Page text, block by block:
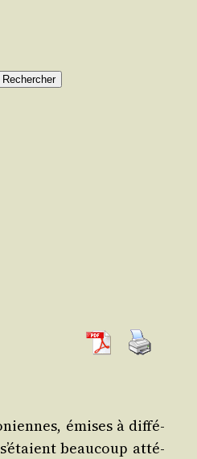
Rechercher
émises à dif­fé­
beau­coup atté­